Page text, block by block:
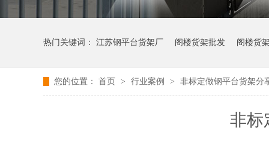
热门关键词： 江苏钢平台货架厂 阁楼货架批发 阁楼货
您的位置： 首页 > 行业案例 > 非标定做钢平台货架分
非标